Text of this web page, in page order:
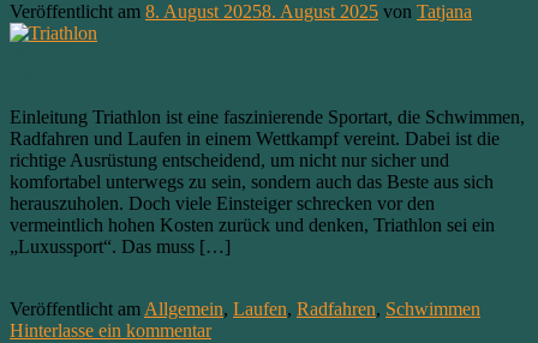
Veröffentlicht am 8. August 20258. August 2025 von Tatjana
Einleitung Triathlon ist eine faszinierende Sportart, die Schwimmen,
Radfahren und Laufen in einem Wettkampf vereint. Dabei ist die
richtige Ausrüstung entscheidend, um nicht nur sicher und
komfortabel unterwegs zu sein, sondern auch das Beste aus sich
herauszuholen. Doch viele Einsteiger schrecken vor den
vermeintlich hohen Kosten zurück und denken, Triathlon sei ein
„Luxussport“. Das muss […]
Veröffentlicht am Allgemein, Laufen, Radfahren, Schwimmen
Hinterlasse ein kommentar